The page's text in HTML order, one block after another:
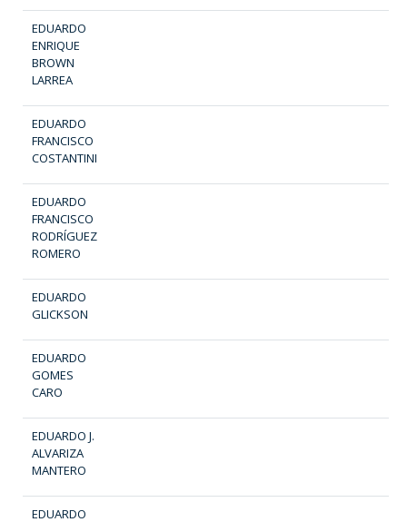
EDUARDO
ENRIQUE
BROWN
LARREA
EDUARDO
FRANCISCO
COSTANTINI
EDUARDO
FRANCISCO
RODRÍGUEZ
ROMERO
EDUARDO
GLICKSON
EDUARDO
GOMES
CARO
EDUARDO J.
ALVARIZA
MANTERO
EDUARDO